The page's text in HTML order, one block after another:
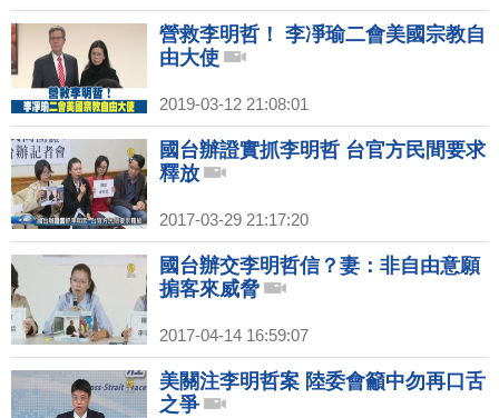
營救李明哲！ 李凈瑜二會美國宗教自
由大使
2019-03-12 21:08:01
國台辦證實抓李明哲 台官方民間要求
釋放
2017-03-29 21:17:20
國台辦交李明哲信？妻：非自由意願
掮客來威脅
2017-04-14 16:59:07
美關注李明哲案 陸委會籲中勿再口舌
之爭